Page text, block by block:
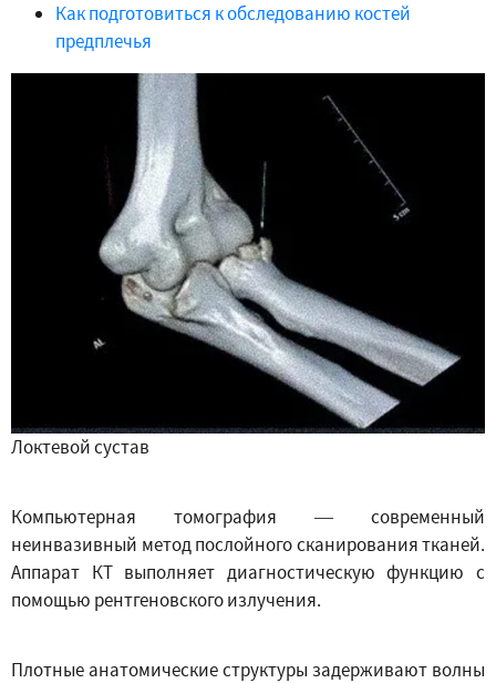
Как подготовиться к обследованию костей
предплечья
Локтевой сустав
Компьютерная томография — современный
неинвазивный метод послойного сканирования тканей.
Аппарат КТ выполняет диагностическую функцию с
помощью рентгеновского излучения.
Плотные анатомические структуры задерживают волны